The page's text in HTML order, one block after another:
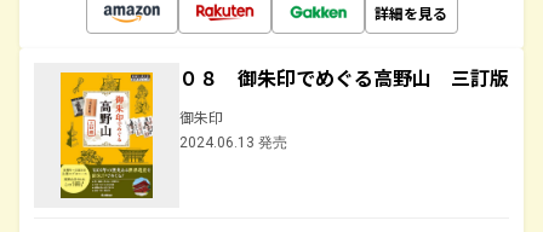
詳細を見る
０８ 御朱印でめぐる高野山 三訂版
御朱印
2024.06.13 発売